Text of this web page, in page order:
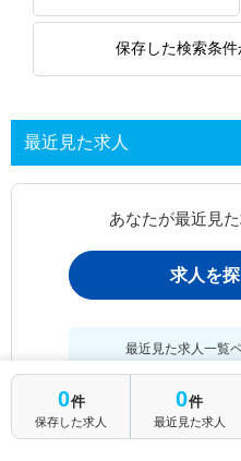
保存した検索条
最近見た求人
あなたが最近見
求人を
最近見た求人一覧
お問い合わせが可
0件
保存した求人
0件
最近見た求人